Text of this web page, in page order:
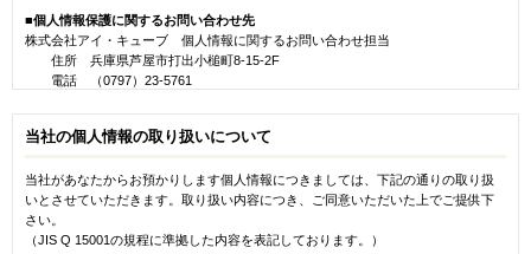
1. ユーザーは、本サービスを利用するために必要な通信機器、ソフトウェア、そ
の他これらに付随して必要となるすべての機器（以下｢機器等｣という。）を、
自己の費用と責任において調達するものとします。また、自己の費用と責任
で、任意の電気通信サービスを経由して本サービスに機器等を接続するものと
します。
2. ユーザーは、本サービスを当社が定めた動作環境下で利用するものとします。
当社の定めた動作環境以外の環境では、本サービスの全部又は一部が利用でき
ない場合があります。
で実施するものとし、当社は一切責任を負わないものとします。
4. 当社が定めた動作環境下の利用であっても、ユーザーが保有するソフトウェア
及びアプリケーション等の影響により、本サービスが誤作動・作動不良が発生
した場合については、当社は一切責任を負わないものとします。
4.当社は、個人情報の漏えい、滅失、毀損等のリスクに対して合理的な安全対策及
び是正措置を講じます。
5.当社は、個人情報の取り扱いに関する苦情や相談に対して遅滞無く対応いたしま
す。
6.当社は、個人情報保護マネジメントシステムを継続的に見直し、改善いたしま
以上
- 広告効果の測定・分析のため
- マーケティングデータの調査・分析、統計資料の作成のため
5.採用・雇用管理のため
- 採用選考のため
6.求人・職業紹介サービスのため
- 求職者への求人情報提供、求人先への問い合わせ対応のため
- 上記以外の目的で利用する場合は、個別に利用目的を通知するため
■個人情報保護に関するお問い合わせ先
株式会社アイ・キューブ 個人情報に関するお問い合わせ担当
住所 兵庫県芦屋市打出小槌町8-15-2F
電話 （0797）23-5761
株式会社アイ・キューブは個人情報保護法の規定に基づき、「一般財団法人日本
情報経済社会推進協会」を認定個人情報保護団体とし、苦情解決の申出先（連絡
先）としています。
認定個人情報保護団体の名称
当社の個人情報の取り扱いについて
当社があなたからお預かりします個人情報につきましては、下記の通りの取り扱
いとさせていただきます。取り扱い内容につき、ご同意いただいた上でご提供下
さい。
（JIS Q 15001の規程に準拠した内容を表記しております。）